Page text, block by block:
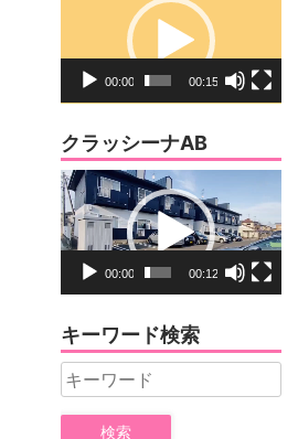
ィ
ン
ド
ウ
で
開
き
ま
ー
00:00 00:15
クラッシーナAB
動
画
プ
ー
00:00 00:12
キーワード検索
Search
for: